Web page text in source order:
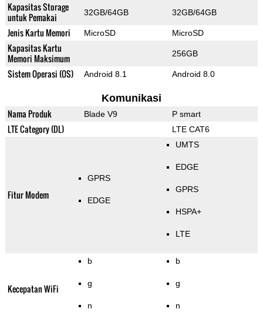
Kapasitas Storage
untuk Pemakai
32GB/64GB 32GB/64GB
Jenis Kartu Memori MicroSD MicroSD
Kapasitas Kartu
Memori Maksimum
256GB
Sistem Operasi (OS) Android 8.1 Android 8.0
Komunikasi
Nama Produk Blade V9 P smart
LTE Category (DL) LTE CAT6
Fitur Modem
GPRS
EDGE
UMTS
EDGE
GPRS
HSPA+
LTE
Kecepatan WiFi
b
g
n
b
g
n